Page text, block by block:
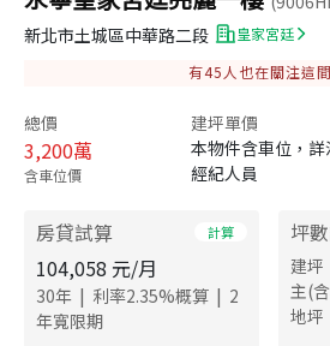
新北市土城區中華路二段
皇家宮廷
有45 人也在關注這
總價
3,200萬
含車位價
建坪單價
本物件含車位，詳
經紀人員
房貸試算 計算
104,058 元/月
30年 | 利率2.35%概算 | 2
年寬限期
坪
建坪
主(
地坪